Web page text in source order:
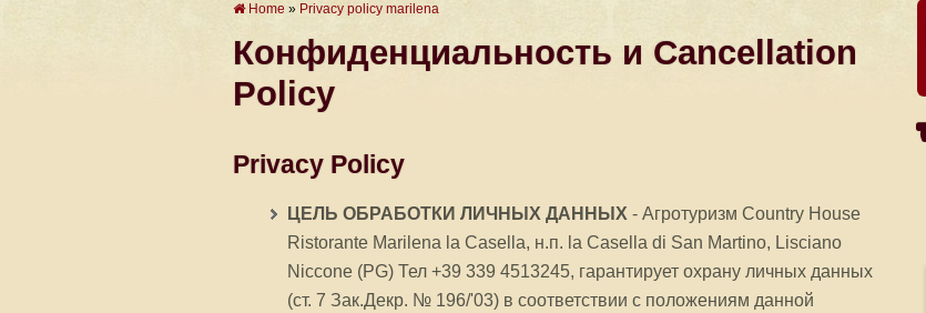
Home » Privacy policy marilena
Конфиденциальность и Cancellation
Policy
Privacy Policy
ЦЕЛЬ ОБРАБОТКИ ЛИЧНЫХ ДАННЫХ - Агротуризм Country House
Ristorante Marilena la Casella, н.п. la Casella di San Martino, Lisciano
Niccone (PG) Тел +39 339 4513245, гарантирует охрану личных данных
(ст. 7 Зак.Декр. № 196/'03) в соответствии с положениям данной